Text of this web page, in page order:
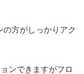
方がしっかりアク
ンできますがフロ